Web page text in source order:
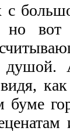
с
но вот
душой.
как
буме